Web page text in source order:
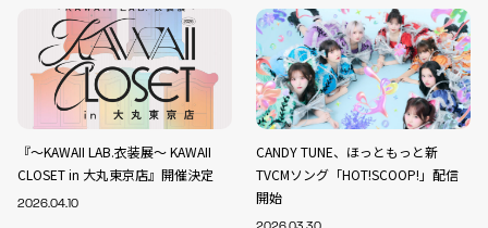
『～KAWAII LAB.衣装展～ KAWAII
CLOSET in 大丸東京店』開催決定
2026.04.10
CANDY TUNE、ほっともっと新
TVCMソング「HOT!SCOOP!」配信
開始